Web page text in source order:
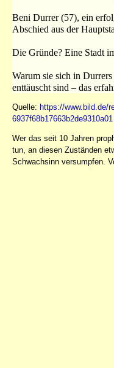
Beni Durrer (57), ein
Abschied aus der
Die Gründe? Eine Stadt
Warum sie sich in
enttäuscht sind – das
Quelle: https://www.bild.de/
6937f68b17663b2de9310a01
Wer das seit 10 Jahren
tun, an diesen Zuständen
Schwachsinn versumpfen.